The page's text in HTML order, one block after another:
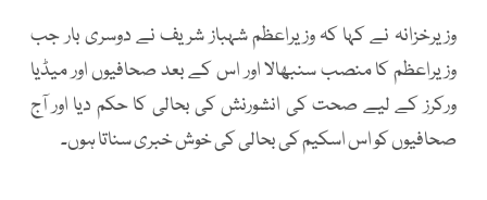
وزیرخزانہ نے کہا کہ وزیراعظم شہباز شریف نے دوسری بار جب
وزیراعظم کا منصب سنبھالا اور اس کے بعد صحافیوں اور میڈیا
ورکرز کے لیے صحت کی انشورنش کی بحالی کا حکم دیا اور آج
صحافیوں کو اس اسکیم کی بحالی کی خوش خبری سناتا ہوں۔